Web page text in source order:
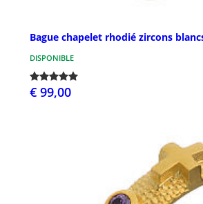
Bague chapelet rhodié zircons
DISPONIBLE
€ 99,00